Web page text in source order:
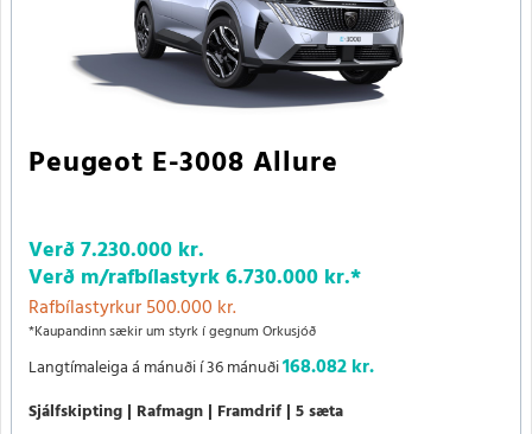
Peugeot E-3008 Allure
Verð7.230.000 kr.
Verð m/rafbílastyrk6.730.000 kr.*
Rafbílastyrkur 500.000 kr.
*Kaupandinn sækir um styrk í gegnum Orkusjóð
Langtímaleiga á mánuði í 36 mánuði168.082 kr.
Sjálfskipting Rafmagn Framdrif 5 sæta